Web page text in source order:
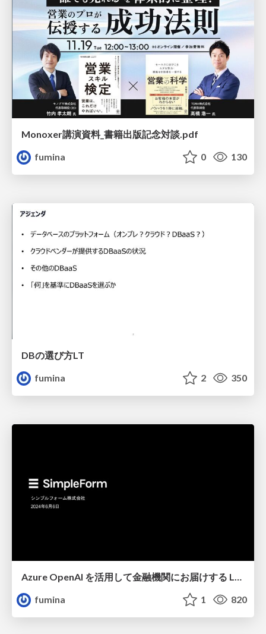
Monoxer講演資料_書籍出版記念対談.pdf
fumina
0 130
DBの選び方LT
fumina
2 350
Azure OpenAI を活用して金融機関にお届けする LLM + RAG サービス
fumina
1 820